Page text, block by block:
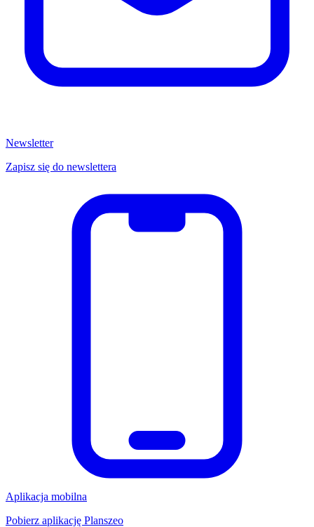
Newsletter
Zapisz się do newslettera
Aplikacja mobilna
Pobierz aplikację Planszeo